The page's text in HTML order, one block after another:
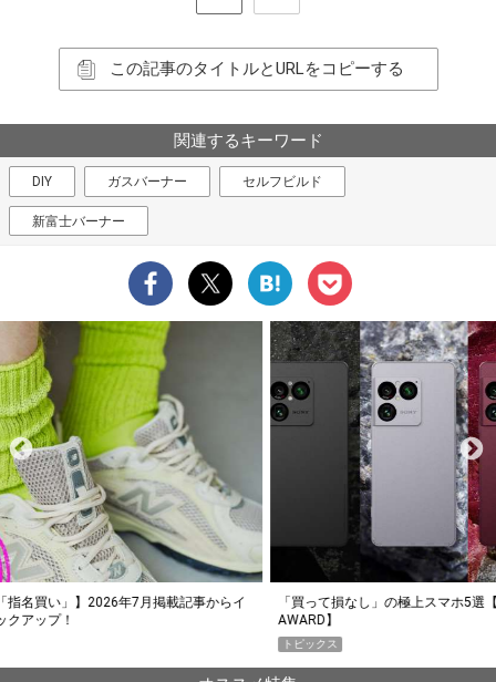
この記事のタイトルとURLをコピーする
関連するキーワード
DIY ガスバーナー セルフビルド
新富士バーナー
イ
「買って損なし」の極上スマホ5選【GoodsPress 2026上半期
AWARD】
薄着